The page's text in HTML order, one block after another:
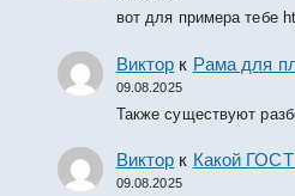
вот для примера тебе
Виктор к Рама для
09.08.2025
Также существуют
Виктор к Какой ГОСТ
09.08.2025